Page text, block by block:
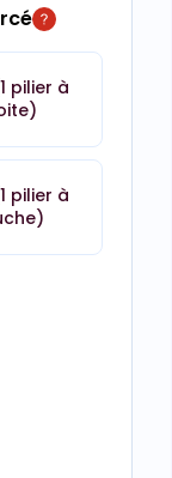
pilier à
pilier à